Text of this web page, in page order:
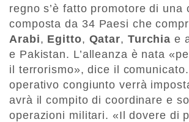
regno s’è fatto promotore di una
composta da 34 Paesi che
Arabi, Egitto, Qatar, Turchia e
e Pakistan. L’alleanza è nata
il terrorismo», dice il
operativo congiunto verrà
avrà il compito di coordinare e
operazioni militari. «Il dovere di